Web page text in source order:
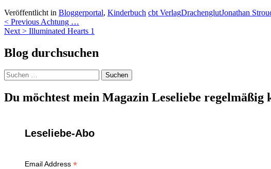
Veröffentlicht in Bloggerportal, Kinderbuch cbt VerlagDrachenglutJonathan
Beitragsnavigation
< Previous Achtung …
Next > Illuminated Hearts 1
Blog durchsuchen
Suchen
nach:
Du möchtest mein Magazin Leseliebe regelmäßig
Leseliebe-Abo
Email Address *